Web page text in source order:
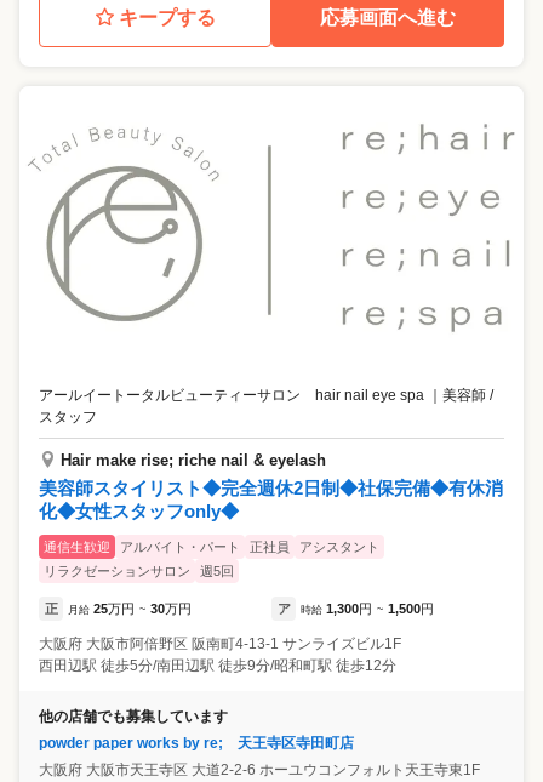
キープする 応募画面へ進む
アールイートータルビューティーサロン hair nail eye spa
美容師 /
スタッフ
Hair make rise; riche nail & eyelash
美容師スタイリスト◆完全週休2日制◆社保完備◆有休消
化◆女性スタッフonly◆
通信生歓迎 アルバイト・パート 正社員
アシスタント
リラクゼーションサロン
週5回
正 月給 25万円 ~ 30万円 ア 時給 1,300円 ~ 1,500円
大阪府 大阪市阿倍野区 阪南町4-13-1 サンライズビル1F
西田辺駅 徒歩5分/南田辺駅 徒歩9分/昭和町駅 徒歩12分
他の店舗でも募集しています
powder paper works by re; 天王寺区寺田町店
大阪府 大阪市天王寺区 大道2-2-6 ホーユウコンフォルト天王寺東1F